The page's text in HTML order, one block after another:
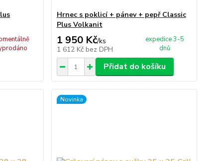
Hrnec s poklicí + pánev + pepř Classic
Plus Volkanit
1 950 Kč/ks
1 612 Kč bez DPH
expedice 3-5
dnů
Přidat do košíku
Novinka